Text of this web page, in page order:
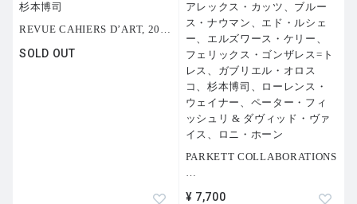
杉本博司
REVUE CAHIERS D’ART, 20 …
SOLD OUT
アレックス・カッツ、ブルー
ス・ナウマン、エド・ルシェ
ー、エルズワース・ケリー、
フェリックス・ゴンザレス=ト
レス、ガブリエル・オロス
コ、杉本博司、ローレンス・
ウェイナー、ペーター・フィ
ッシュリ & ダヴィッド・ヴァ
イス、ロニ・ホーン
PARKETT COLLABORATIONS
…
¥ 7,700